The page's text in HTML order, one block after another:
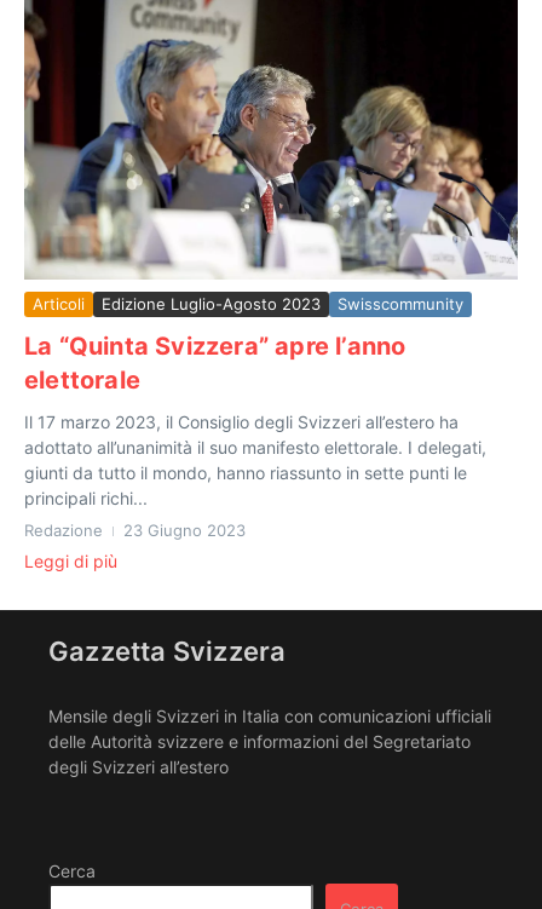
Articoli Edizione Luglio-Agosto 2023 Swisscommunity
La “Quinta Svizzera” apre l’anno
elettorale
Il 17 marzo 2023, il Consiglio degli Svizzeri all’estero ha
adottato all’unanimità il suo manifesto elettorale. I delegati,
giunti da tutto il mondo, hanno riassunto in sette punti le
principali richi...
Redazione 23 Giugno 2023
Leggi di più
Gazzetta Svizzera
Mensile degli Svizzeri in Italia con comunicazioni ufficiali
delle Autorità svizzere e informazioni del Segretariato
degli Svizzeri all’estero
Cerca